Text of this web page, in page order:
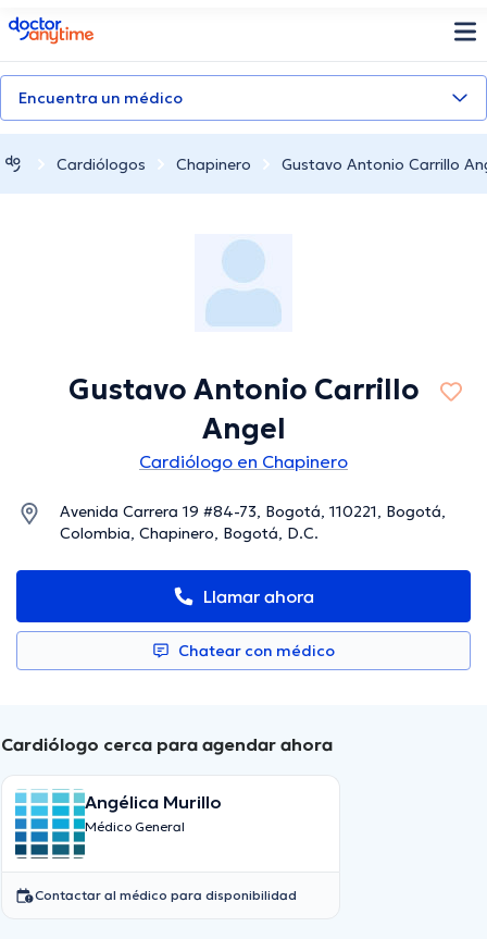
doctoranytime
Encuentra un médico
Cardiólogos Chapinero Gustavo Antonio Carrillo
Gustavo Antonio Carrillo
Angel
Cardiólogo en Chapinero
Avenida Carrera 19 #84-73, Bogotá, 110221, Bogotá,
Colombia, Chapinero, Bogotá, D.C.
Llamar ahora
Chatear con médico
Cardiólogo cerca para agendar ahora
Angélica Murillo
Médico General
Contactar al médico para disponibilidad